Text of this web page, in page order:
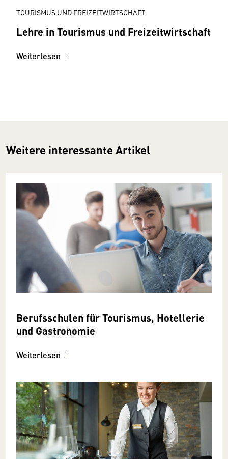
TOURISMUS UND FREIZEITWIRTSCHAFT
Lehre in Tourismus und Freizeitwirtschaft
Weiterlesen
Weitere interessante Artikel
Berufsschulen für Tourismus, Hotellerie
und Gastronomie
Weiterlesen